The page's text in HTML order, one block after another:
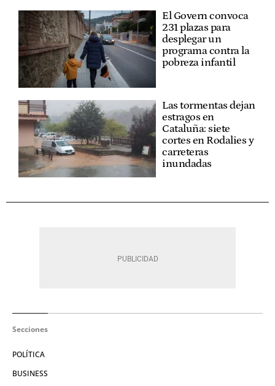
El Govern convoca
231 plazas para
desplegar un
programa contra la
pobreza infantil
Las tormentas dejan
estragos en
Cataluña: siete
cortes en Rodalies y
carreteras
inundadas
Secciones
POLÍTICA
BUSINESS